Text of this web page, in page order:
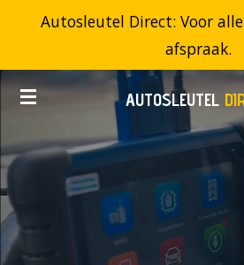
de
AUTOSLEUTEL
Autosleutel Direct: Voor
afspraak.